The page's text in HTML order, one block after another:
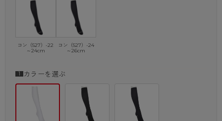
・つま先・かかと補強
・抗菌防臭加工
コン（527）-22
～24cm
コン（527）-24
～26cm
カラーを選ぶ